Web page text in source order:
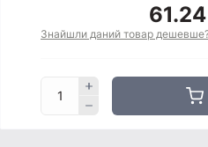
Знайшли даний товар